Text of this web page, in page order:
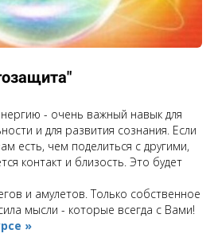
- очень важный навык для
и для развития сознания. Если
есть, чем поделиться с другими,
контакт и близость. Это будет
и амулетов. Только собственное
мысли - которые всегда с Вами!
»